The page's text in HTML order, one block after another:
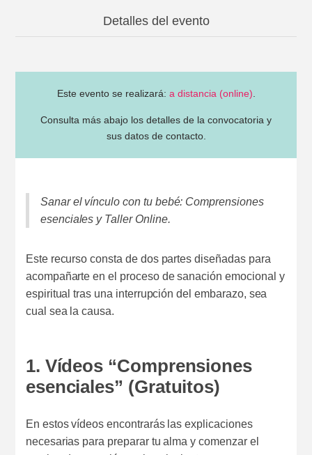
Detalles del evento
Este evento se realizará: a distancia (online)
Consulta más abajo los detalles de la convocatoria y
sus datos de contacto.
Sanar el vínculo con tu bebé: Comprensiones
esenciales y Taller Online.
Este recurso consta de dos partes diseñadas para
acompañarte en el proceso de sanación emocional y
espiritual tras una interrupción del embarazo, sea
cual sea la causa.
1. Vídeos “Comprensiones
esenciales” (Gratuitos)
En estos vídeos encontrarás las explicaciones
necesarias para preparar tu alma y comenzar el